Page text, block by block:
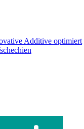
Additive optimiert